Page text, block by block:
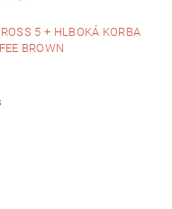
5 + HLBOKÁ KORBA
BROWN